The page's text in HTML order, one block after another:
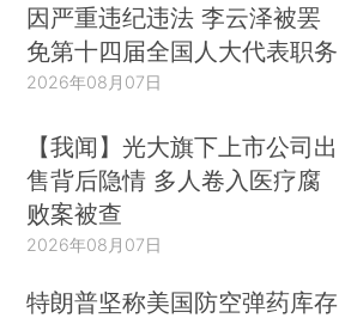
因严重违纪违法 李云泽被罢
免第十四届全国人大代表职务
2026年08月07日
【我闻】光大旗下上市公司出
售背后隐情 多人卷入医疗腐
败案被查
2026年08月07日
特朗普坚称美国防空弹药库存